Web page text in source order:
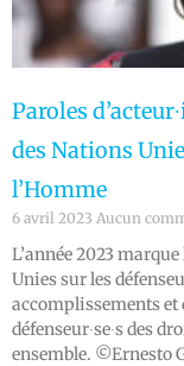
Paroles
des Nations
l’Homme
6 avril 2023 Aucun
L’année 2023
Unies sur les
accomplissements et
défenseur∙se∙s des
ensemble. ©Ernesto